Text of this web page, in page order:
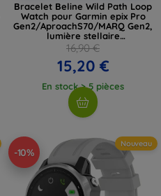
Bracelet Beline Wild Path Loop
Watch pour Garmin epix Pro
Gen2/AproachS70/MARQ Gen2,
lumière stellaire
(05908047991310)
16,90 €
15,20 €
En stock > 5 pièces
-10%
Nouveau